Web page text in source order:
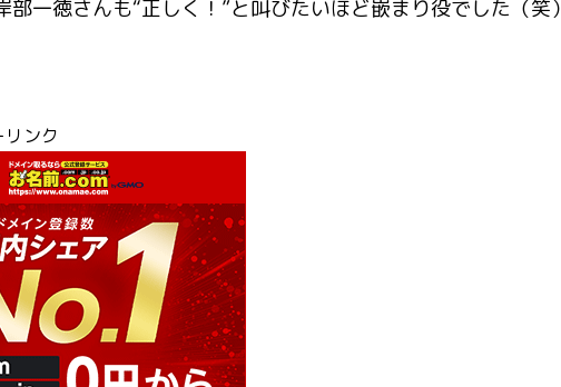
部一徳さんも“正しく！”と叫びたいほど嵌まり役でした（笑）
ンク